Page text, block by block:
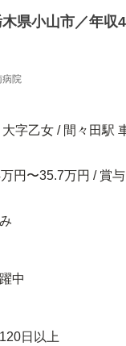
県小山市／年収
病院
字乙女 / 間々田駅
円〜35.7万円 / 賞
中
日以上